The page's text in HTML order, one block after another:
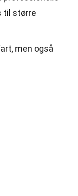
til større
men også